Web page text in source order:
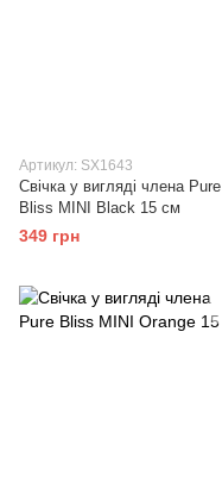
Артикул: SX1643
Свічка у вигляді члена Pure
Bliss MINI Black 15 см
349 грн